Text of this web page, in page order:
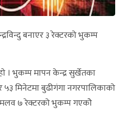
बनाएर ३ रेक्टरको भुकम्प
। भुकम्प मापन केन्द्र सुर्खेतका
मिनेटमा बुढीगंगा नगरपालिकाको
७ रेक्टरको भुकम्प गएकोे